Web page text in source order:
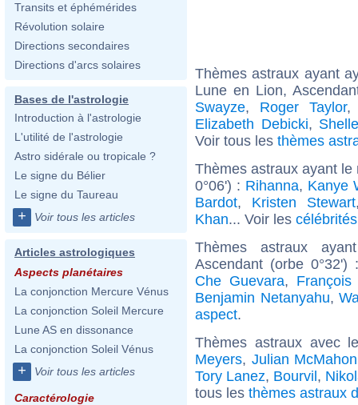
Transits et éphémérides
Révolution solaire
Directions secondaires
Directions d'arcs solaires
Bases de l'astrologie
Introduction à l'astrologie
L'utilité de l'astrologie
Astro sidérale ou tropicale ?
Le signe du Bélier
Le signe du Taureau
+ Voir tous les articles
Articles astrologiques
Aspects planétaires
La conjonction Mercure Vénus
La conjonction Soleil Mercure
Lune AS en dissonance
La conjonction Soleil Vénus
+ Voir tous les articles
Caractérologie
Thèmes astraux ayant
Lune en Lion,
Swayze, Roger Taylor
Elizabeth Debicki,
Voir tous les thèmes
Thèmes astraux ayant
0°06') : Rihanna, Kanye
Bardot, Kristen Stewart
Khan... Voir les
Thèmes astraux
Ascendant (orbe
Che Guevara, François
Benjamin Netanyahu,
aspect.
Thèmes astraux avec
Meyers, Julian McMahon
Tory Lanez, Bourvil,
tous les thèmes astraux